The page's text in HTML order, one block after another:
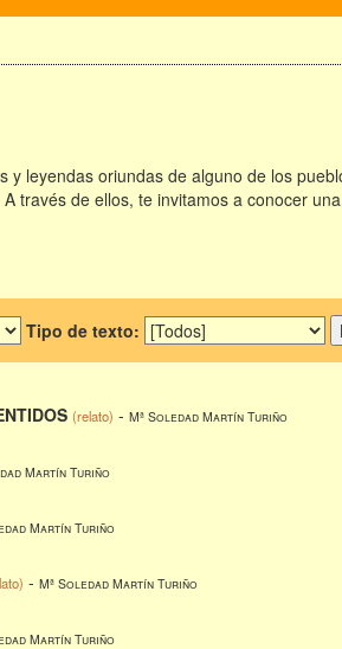
y leyendas oriundas de alguno de los
través de ellos, te invitamos a conocer
Tipo de texto:
(relato) - Mª Soledad Martín Turiño
Martín Turiño
Martín Turiño
- Mª Soledad Martín Turiño
Martín Turiño